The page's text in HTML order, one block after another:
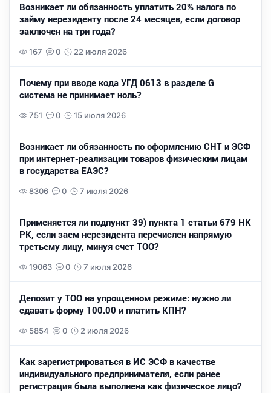
Возникает ли обязанность уплатить 20% налога по
займу нерезиденту после 24 месяцев, если договор
заключен на три года?
167 0 22 июля 2026
Почему при вводе кода УГД 0613 в разделе G
система не принимает ноль?
751 0 15 июля 2026
Возникает ли обязанность по оформлению СНТ и ЭСФ
при интернет-реализации товаров физическим лицам
в государства ЕАЭС?
8306 0 7 июля 2026
Применяется ли подпункт 39) пункта 1 статьи 679 НК
РК, если заем нерезидента перечислен напрямую
третьему лицу, минуя счет ТОО?
19063 0 7 июля 2026
Депозит у ТОО на упрощенном режиме: нужно ли
сдавать форму 100.00 и платить КПН?
5854 0 2 июля 2026
Как зарегистрироваться в ИС ЭСФ в качестве
индивидуального предпринимателя, если ранее
регистрация была выполнена как физическое лицо?